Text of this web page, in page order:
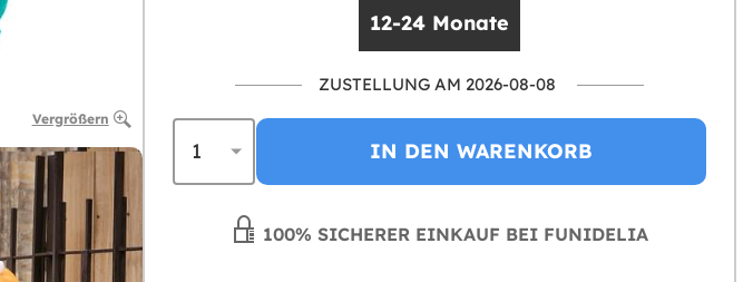
Vergrößern
12-24 Monate
ZUSTELLUNG AM 2026-08-08
IN DEN WARENKORB
100% SICHERER EINKAUF BEI FUNIDELIA